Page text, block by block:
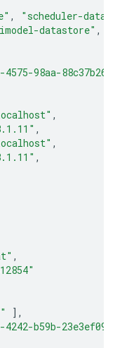
,
"scheduler-
datastore" ,
98aa-
,
,
,
,
,
],
4242-b59b-